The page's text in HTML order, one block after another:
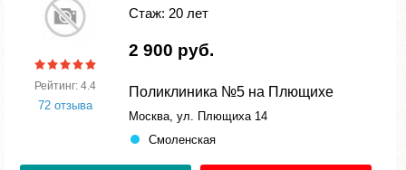
Рейтинг: 4.4
72 отзыва
Стаж: 20 лет
2 900 руб.
Поликлиника №5 на Плющихе
Москва, ул. Плющиха 14
Смоленская